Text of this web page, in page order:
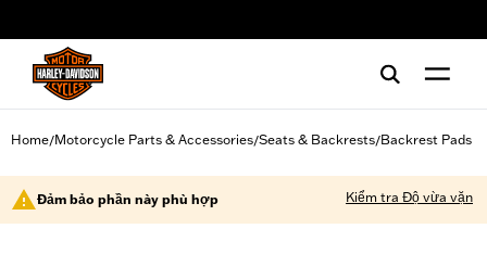
Home/Motorcycle Parts & Accessories/Seats & Backrests/Backrest Pads
Đảm bảo phần này phù hợp Kiểm tra Độ vừa vặn